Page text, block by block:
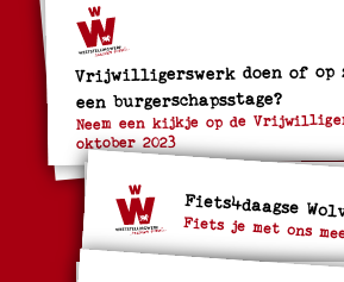
Vrijwilligerswerk doen of op
een burgerschapsstage?
Neem een kijkje op de
oktober 2023
Fiets4daagse
Fiets je met ons